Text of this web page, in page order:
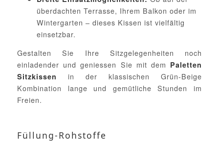
überdachten Terrasse, Ihrem Balkon oder im
Wintergarten – dieses Kissen ist vielfältig
einsetzbar.
Gestalten Sie Ihre Sitzgelegenheiten noch
einladender und geniessen Sie mit dem Paletten
Sitzkissen
in der klassischen Grün-Beige
Kombination lange und gemütliche Stunden im
Freien.
Füllung-Rohstoffe